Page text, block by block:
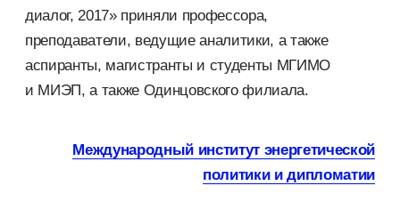
диалог, 2017» приняли профессора,
преподаватели, ведущие аналитики, а также
аспиранты, магистранты и студенты МГИМО
и МИЭП, а также Одинцовского филиала.
Международный институт энергетической
политики и дипломатии